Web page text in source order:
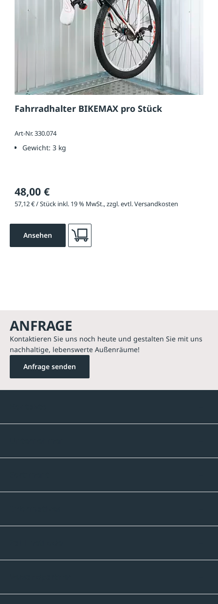
Fahrradhalter BIKEMAX pro Stück
Art-Nr. 330.074
Gewicht: 3 kg
48,00 €
57,12 € / Stück inkl. 19 % MwSt., zzgl. evtl. Versandkosten
Ansehen
ANFRAGE
Kontaktieren Sie uns noch heute und gestalten Sie mit uns
nachhaltige, lebenswerte Außenräume!
Anfrage senden